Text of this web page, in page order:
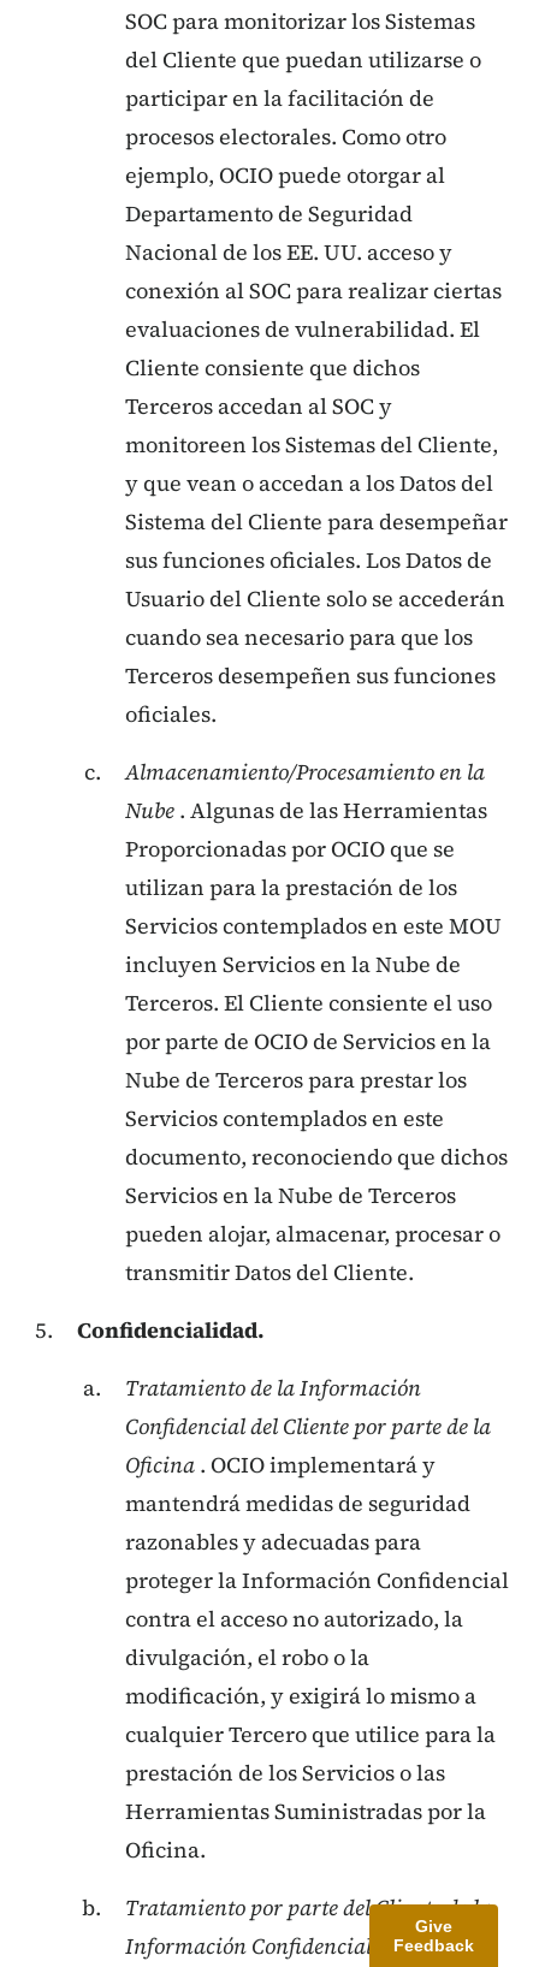
SOC para monitorizar los Sistemas
del Cliente que puedan utilizarse o
participar en la facilitación de
procesos electorales. Como otro
ejemplo, OCIO puede otorgar al
Departamento de Seguridad
Nacional de los EE. UU. acceso y
conexión al SOC para realizar ciertas
evaluaciones de vulnerabilidad. El
Cliente consiente que dichos
Terceros accedan al SOC y
monitoreen los Sistemas del Cliente,
y que vean o accedan a los Datos del
Sistema del Cliente para desempeñar
sus funciones oficiales. Los Datos de
Usuario del Cliente solo se accederán
cuando sea necesario para que los
Terceros desempeñen sus funciones
oficiales.
Almacenamiento/Procesamiento en la
Nube . Algunas de las Herramientas
Proporcionadas por OCIO que se
utilizan para la prestación de los
Servicios contemplados en este MOU
incluyen Servicios en la Nube de
Terceros. El Cliente consiente el uso
por parte de OCIO de Servicios en la
Nube de Terceros para prestar los
Servicios contemplados en este
documento, reconociendo que dichos
Servicios en la Nube de Terceros
pueden alojar, almacenar, procesar o
transmitir Datos del Cliente.
Confidencialidad.
Tratamiento de la Información
Confidencial del Cliente por parte de la
Oficina . OCIO implementará y
mantendrá medidas de seguridad
razonables y adecuadas para
proteger la Información Confidencial
contra el acceso no autorizado, la
divulgación, el robo o la
modificación, y exigirá lo mismo a
cualquier Tercero que utilice para la
prestación de los Servicios o las
Herramientas Suministradas por la
Oficina.
Tratamiento por parte del Cliente de la
Información Confidencial de Office o de
Give
Feedback